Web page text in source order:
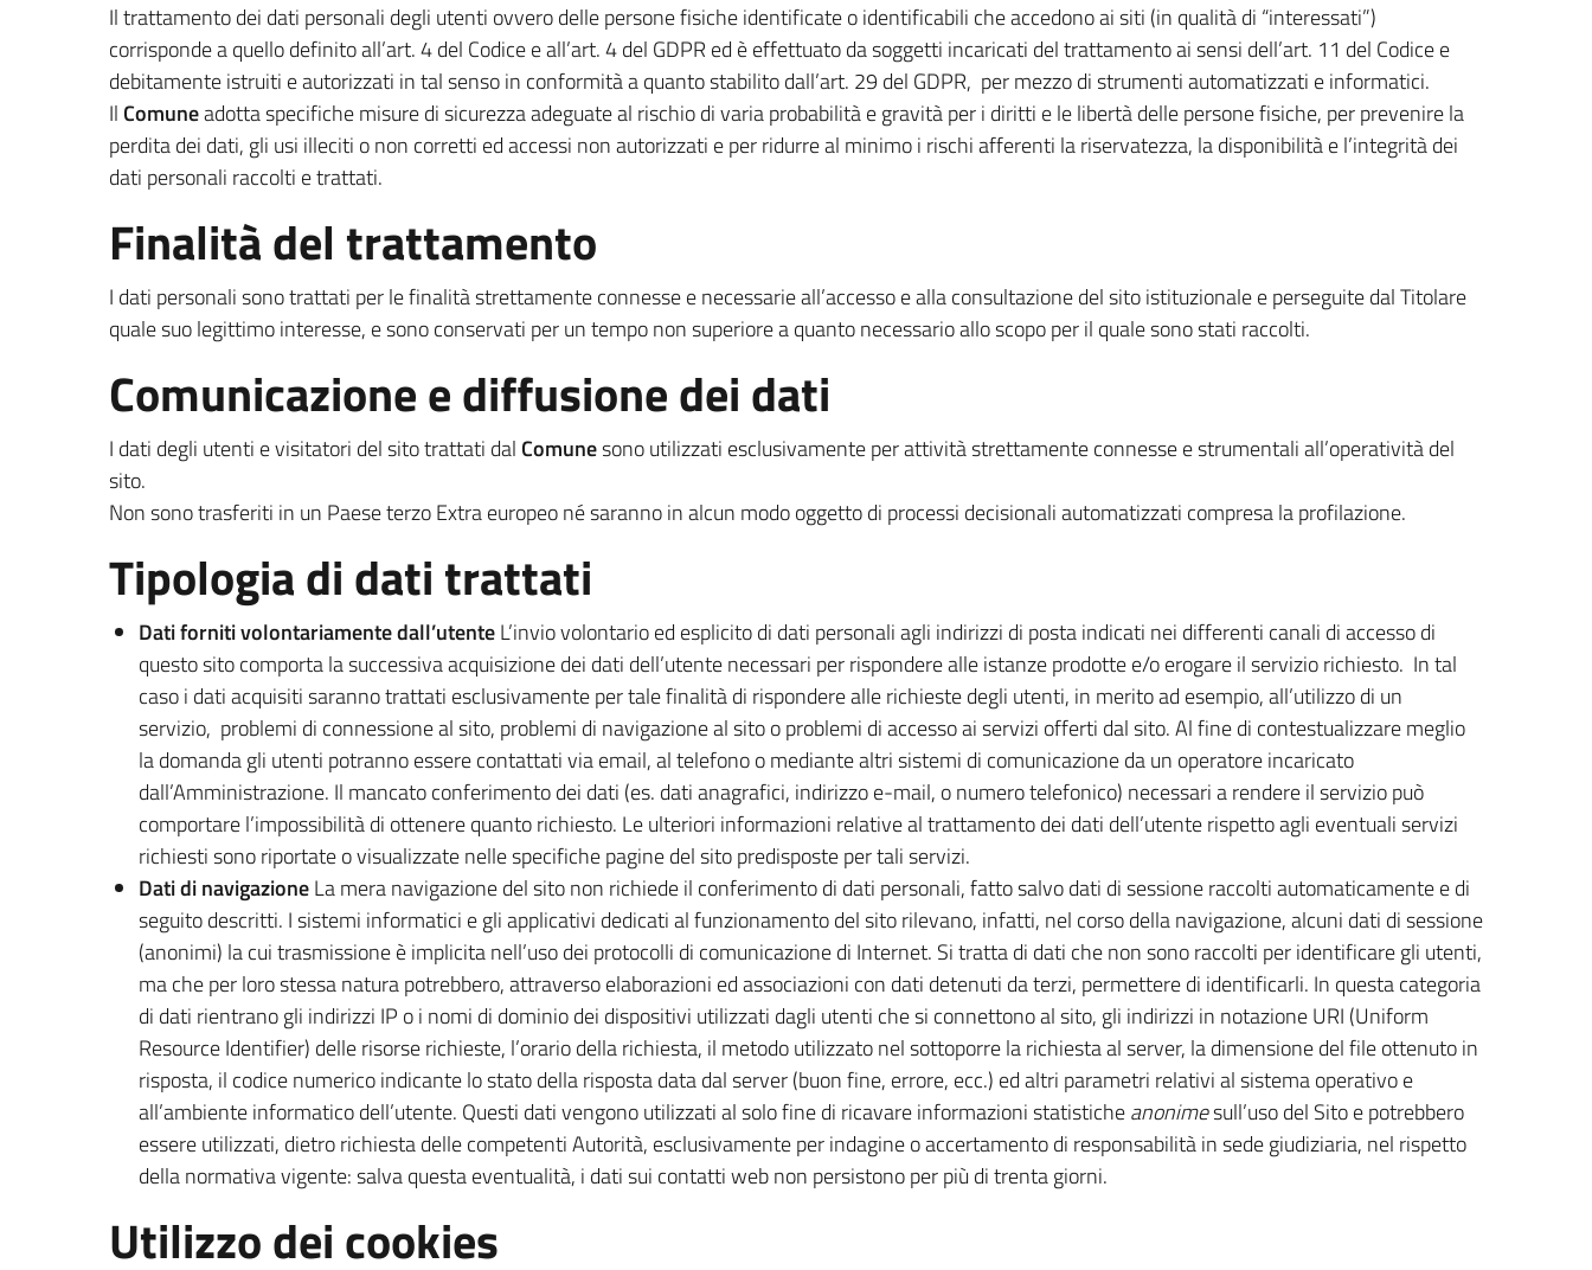
Il trattamento dei dati personali degli utenti ovvero delle persone fisiche identificate o identificabili che accedono ai siti (in qualità di “interessati”)
corrisponde a quello definito all’art. 4 del Codice e all’art. 4 del GDPR ed è effettuato da soggetti incaricati del trattamento ai sensi dell’art. 11 del Codice e
debitamente istruiti e autorizzati in tal senso in conformità a quanto stabilito dall’art. 29 del GDPR, per mezzo di strumenti automatizzati e informatici.
Il Comuneadotta specifiche misure di sicurezza adeguate al rischio di varia probabilità e gravità per i diritti e le libertà delle persone fisiche, per prevenire la
perdita dei dati, gli usi illeciti o non corretti ed accessi non autorizzati e per ridurre al minimo i rischi afferenti la riservatezza, la disponibilità e l’integrità dei
dati personali raccolti e trattati.
Finalità del trattamento
I dati personali sono trattati per le finalità strettamente connesse e necessarie all’accesso e alla consultazione del sito istituzionale e perseguite dal Titolare
quale suo legittimo interesse, e sono conservati per un tempo non superiore a quanto necessario allo scopo per il quale sono stati raccolti.
Comunicazione e diffusione dei dati
I dati degli utenti e visitatori del sito trattati dal Comunesono utilizzati esclusivamente per attività strettamente connesse e strumentali all’operatività del
sito.
Non sono trasferiti in un Paese terzo Extra europeo né saranno in alcun modo oggetto di processi decisionali automatizzati compresa la profilazione.
Tipologia di dati trattati
Dati forniti volontariamente dall’utenteL’invio volontario ed esplicito di dati personali agli indirizzi di posta indicati nei differenti canali di accesso di
questo sito comporta la successiva acquisizione dei dati dell’utente necessari per rispondere alle istanze prodotte e/o erogare il servizio richiesto. In tal
caso i dati acquisiti saranno trattati esclusivamente per tale finalità di rispondere alle richieste degli utenti, in merito ad esempio, all’utilizzo di un
servizio, problemi di connessione al sito, problemi di navigazione al sito o problemi di accesso ai servizi offerti dal sito. Al fine di contestualizzare meglio
la domanda gli utenti potranno essere contattati via email, al telefono o mediante altri sistemi di comunicazione da un operatore incaricato
dall’Amministrazione. Il mancato conferimento dei dati (es. dati anagrafici, indirizzo e-mail, o numero telefonico) necessari a rendere il servizio può
comportare l’impossibilità di ottenere quanto richiesto. Le ulteriori informazioni relative al trattamento dei dati dell’utente rispetto agli eventuali servizi
richiesti sono riportate o visualizzate nelle specifiche pagine del sito predisposte per tali servizi.
Dati di navigazioneLa mera navigazione del sito non richiede il conferimento di dati personali, fatto salvo dati di sessione raccolti automaticamente e di
seguito descritti. I sistemi informatici e gli applicativi dedicati al funzionamento del sito rilevano, infatti, nel corso della navigazione, alcuni dati di sessione
(anonimi) la cui trasmissione è implicita nell’uso dei protocolli di comunicazione di Internet. Si tratta di dati che non sono raccolti per identificare gli utenti,
ma che per loro stessa natura potrebbero, attraverso elaborazioni ed associazioni con dati detenuti da terzi, permettere di identificarli. In questa categoria
di dati rientrano gli indirizzi IP o i nomi di dominio dei dispositivi utilizzati dagli utenti che si connettono al sito, gli indirizzi in notazione URI (Uniform
Resource Identifier) delle risorse richieste, l’orario della richiesta, il metodo utilizzato nel sottoporre la richiesta al server, la dimensione del file ottenuto in
risposta, il codice numerico indicante lo stato della risposta data dal server (buon fine, errore, ecc.) ed altri parametri relativi al sistema operativo e
all’ambiente informatico dell’utente. Questi dati vengono utilizzati al solo fine di ricavare informazioni statisticheanonimesull’uso del Sito e potrebbero
essere utilizzati, dietro richiesta delle competenti Autorità, esclusivamente per indagine o accertamento di responsabilità in sede giudiziaria, nel rispetto
della normativa vigente: salva questa eventualità, i dati sui contatti web non persistono per più di trenta giorni.
Utilizzo dei cookies